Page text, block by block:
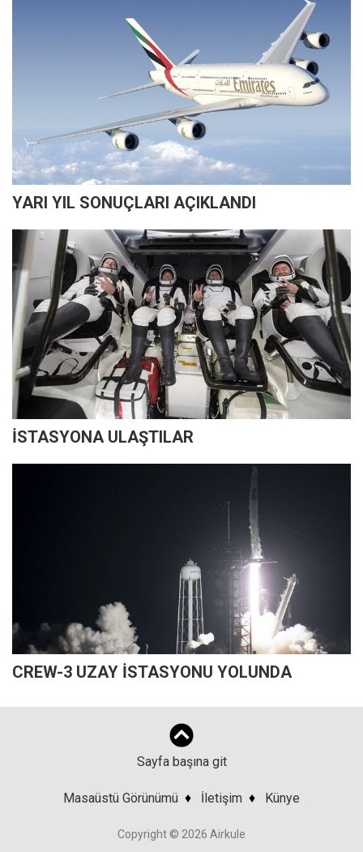
YARI YIL SONUÇLARI AÇIKLANDI
İSTASYONA ULAŞTILAR
CREW-3 UZAY İSTASYONU YOLUNDA
Sayfa başına git
Masaüstü Görünümü ♦ İletişim ♦ Künye
Copyright © 2026 Airkule